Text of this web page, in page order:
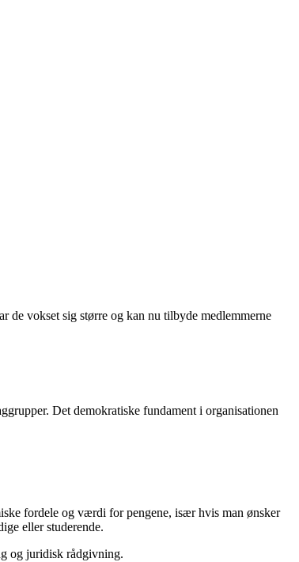
de vokset sig større og kan nu tilbyde medlemmerne
Det demokratiske fundament i organisationen
fordele og værdi for pengene, især hvis man ønsker
eller studerende.
og juridisk rådgivning.